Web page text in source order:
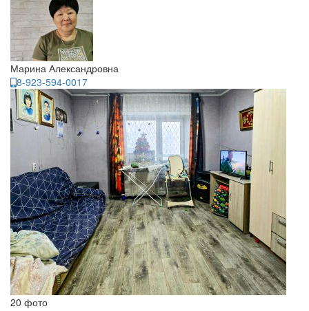
Марина Александровна
8-923-594-0017
20 фото